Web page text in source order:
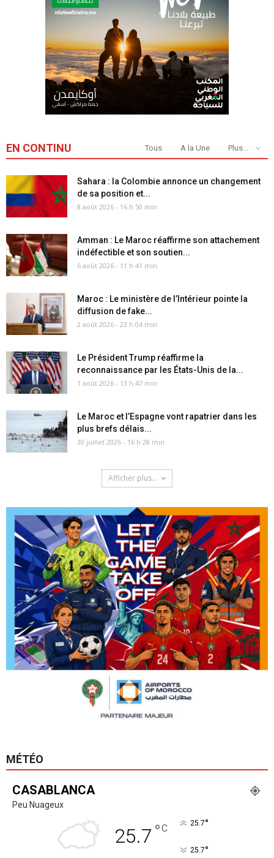
EN CONTINU Tous A la Une Plus...
Sahara : la Colombie annonce un changement
de sa position et...
8 août 2026 - 16 h 50 min
Amman : Le Maroc réaffirme son attachement
indéfectible et son soutien...
6 août 2026 - 11 h 41 min
Maroc : Le ministère de l’Intérieur pointe la
diffusion de fake...
2 août 2026 - 23 h 04 min
Le Président Trump réaffirme la
reconnaissance par les États-Unis de la...
1 août 2026 - 13 h 47 min
Le Maroc et l’Espagne vont rapatrier dans les
plus brefs délais...
30 juillet 2026 - 16 h 28 min
Afficher plus...
MÉTÉO
CASABLANCA
Peu Nuageux
25.7 °C 25.7°
25.7°